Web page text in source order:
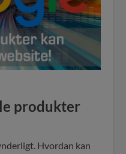
produkter
Hvordan kan